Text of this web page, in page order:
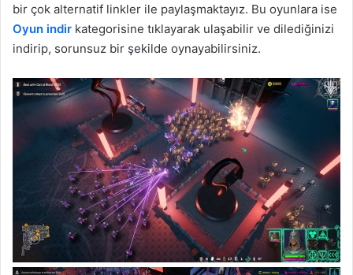
bir çok alternatif linkler ile paylaşmaktayız. Bu oyunlara ise
Oyun indir kategorisine tıklayarak ulaşabilir ve dilediğinizi
indirip, sorunsuz bir şekilde oynayabilirsiniz.